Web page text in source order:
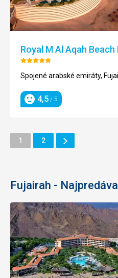
Royal M Al Aqah
Hodnotenie:
5/5
Spojené arabské emiráty,
Hodnotenie
4,5 / 5
Stránka
1 Stránka
2
Ďalšie
Stránka
Fujairah -